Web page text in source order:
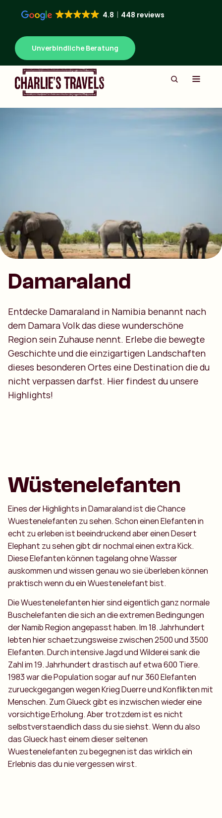
4.8 448 reviews
Unverbindliche Beratung
Damaraland
Entdecke Damaraland in Namibia benannt nach
dem Damara Volk das diese wunderschöne
Region sein Zuhause nennt. Erlebe die bewegte
Geschichte und die einzigartigen Landschaften
dieses besonderen Ortes eine Destination die du
nicht verpassen darfst. Hier findest du unsere
Highlights!
Wüstenelefanten
Eines der Highlights in Damaraland ist die Chance
Wuestenelefanten zu sehen. Schon einen Elefanten in
echt zu erleben ist beeindruckend aber einen Desert
Elephant zu sehen gibt dir nochmal einen extra Kick.
Diese Elefanten können tagelang ohne Wasser
auskommen und wissen genau wo sie überleben können
praktisch wenn du ein Wuestenelefant bist.
Die Wuestenelefanten hier sind eigentlich ganz normale
Buschelefanten die sich an die extremen Bedingungen
der Namib Region angepasst haben. Im 18. Jahrhundert
lebten hier schaetzungsweise zwischen 2500 und 3500
Elefanten. Durch intensive Jagd und Wilderei sank die
Zahl im 19. Jahrhundert drastisch auf etwa 600 Tiere.
1983 war die Population sogar auf nur 360 Elefanten
zurueckgegangen wegen Krieg Duerre und Konflikten mit
Menschen. Zum Glueck gibt es inzwischen wieder eine
vorsichtige Erholung. Aber trotzdem ist es nicht
selbstverstaendlich dass du sie siehst. Wenn du also
das Glueck hast einem dieser seltenen
Wuestenelefanten zu begegnen ist das wirklich ein
Erlebnis das du nie vergessen wirst.